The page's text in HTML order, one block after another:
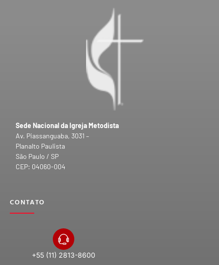
Sede Nacional da Igreja Metodista
Av. Piassanguaba, 3031 –
Planalto Paulista
São Paulo / SP
CEP: 04060-004
CONTATO
+55 (11) 2813-8600